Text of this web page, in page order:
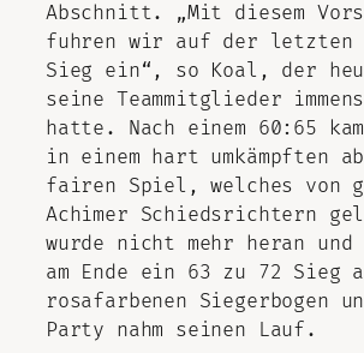
Abschnitt. „Mit diesem
fuhren wir auf der letzten
Sieg ein“, so Koal, der
seine Teammitglieder
hatte. Nach einem 60:65
in einem hart umkämpften
fairen Spiel, welches von
Achimer Schiedsrichtern
wurde nicht mehr heran und
am Ende ein 63 zu 72 Sieg
rosafarbenen Siegerbogen
Party nahm seinen Lauf.